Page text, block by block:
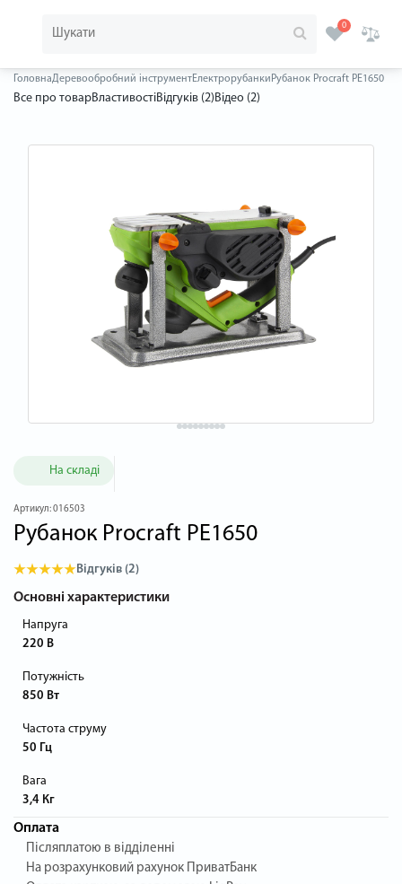
0
ГоловнаДеревообробний інструментЕлектрорубанки Рубанок Procraft PE1650
Все про товарВластивостіВідгуків (2)Відео (2)
На складі
Артикул:016503
Рубанок Procraft PE1650
Відгуків (2)
Основні характеристики
Напруга
220 В
Потужність
850 Вт
Частота струму
50 Гц
Вага
3,4 Кг
Оплата
Післяплатою в відділенні
На розрахунковий рахунок ПриватБанк